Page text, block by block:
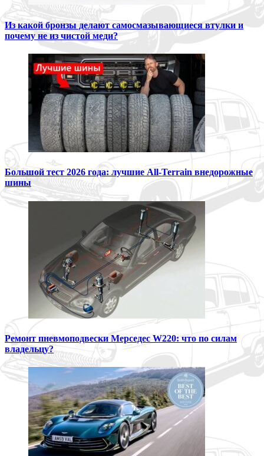
Из какой бронзы делают самосмазывающиеся втулки и
почему не из чистой меди?
Большой тест 2026 года: лучшие All-Terrain внедорожные
шины
Ремонт пневмоподвески Мерседес W220: что по силам
владельцу?